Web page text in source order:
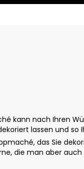
kann nach Ihren
lassen und so
das Sie
die man aber